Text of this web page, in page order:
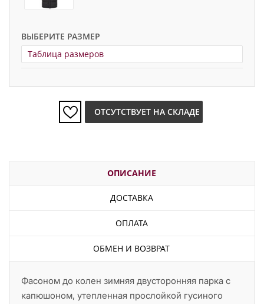
ВЫБЕРИТЕ РАЗМЕР
Таблица размеров
ОТСУТСТВУЕТ НА СКЛАДЕ
ОПИСАНИЕ
ДОСТАВКА
ОПЛАТА
ОБМЕН И ВОЗВРАТ
Фасоном до колен зимняя двусторонняя парка с
капюшоном, утепленная прослойкой гусиного